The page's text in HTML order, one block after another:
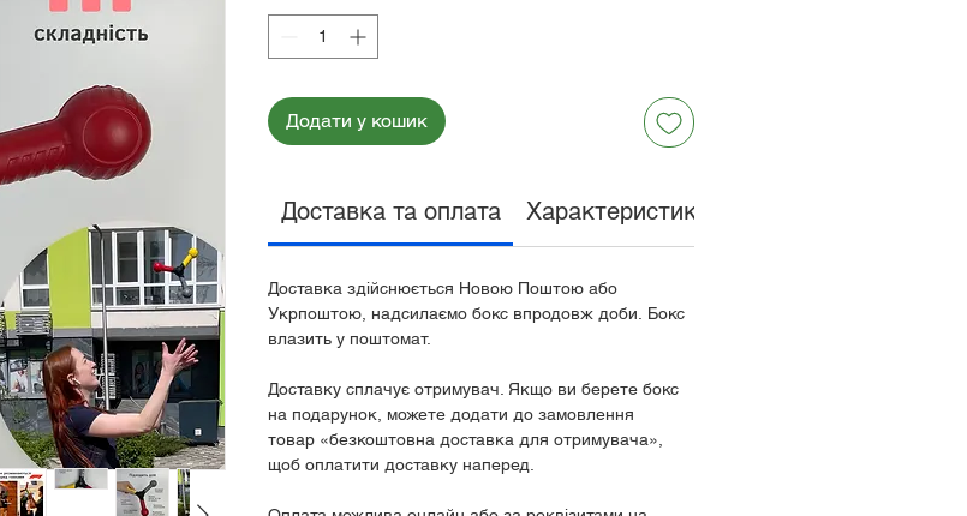
Додати у кошик
Доставка та оплата Характеристики
Доставка здійснюється Новою Поштою або
Укрпоштою, надсилаємо бокс впродовж доби. Бокс
влазить у поштомат.
Доставку сплачує отримувач. Якщо ви берете бокс
на подарунок, можете додати до замовлення
товар «безкоштовна доставка для отримувача»,
щоб оплатити доставку наперед.